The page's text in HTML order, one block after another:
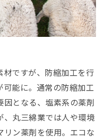
材ですが、防縮加工を行
可能に。通常の防縮加工
となる、塩素系の薬剤
、丸三綿業では人や環境
リン薬剤を使用。エコな